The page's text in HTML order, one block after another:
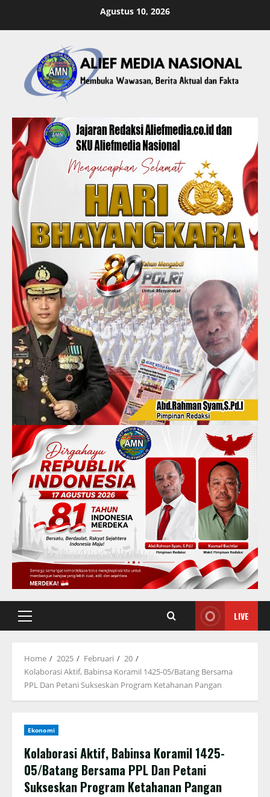
Agustus 10, 2026
Primary
LIVE
Home 2025 Februari
20
Kolaborasi Aktif, Babinsa Koramil 1425-05/Batang Bersama
PPL Dan Petani Sukseskan Program Ketahanan Pangan
Ekonomi
Kolaborasi Aktif, Babinsa Koramil 1425-
05/Batang Bersama PPL Dan Petani
Sukseskan Program Ketahanan Pangan